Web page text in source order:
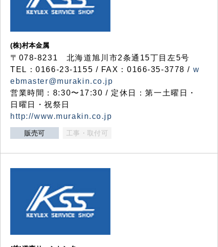
(株)村本金属
〒078-8231 北海道旭川市2条通15丁目左5号
TEL：0166-23-1155 / FAX：0166-35-3778 / w
ebmaster@murakin.co.jp
営業時間：8:30〜17:30 / 定休日：第一土曜日・
日曜日・祝祭日
http://www.murakin.co.jp
販売可 工事・取付可